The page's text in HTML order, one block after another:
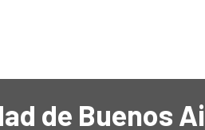
de Buenos